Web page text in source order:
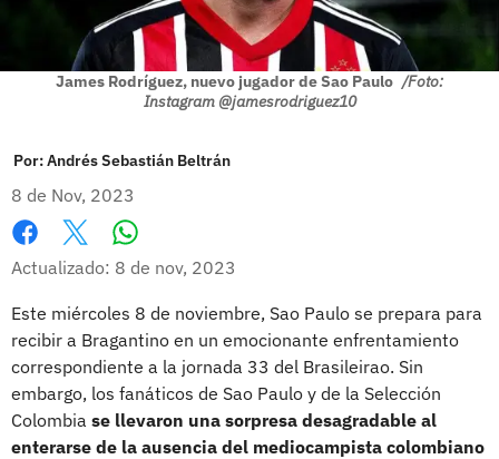
James Rodríguez, nuevo jugador de Sao Paulo /Foto:
Instagram @jamesrodriguez10
Por:Andrés Sebastián Beltrán
8 de Nov, 2023
Facebook
X
Actualizado: 8 de nov, 2023
Este miércoles 8 de noviembre, Sao Paulo se prepara para
recibir a Bragantino en un emocionante enfrentamiento
correspondiente a la jornada 33 del Brasileirao. Sin
embargo, los fanáticos de Sao Paulo y de la Selección
Colombia se llevaron una sorpresa desagradable al
enterarse de la ausencia del mediocampista colombiano